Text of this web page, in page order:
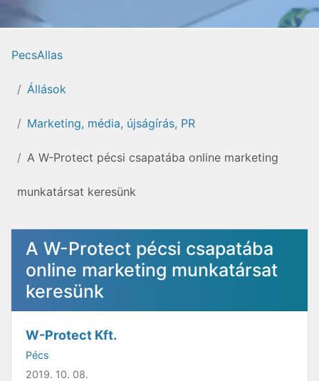
PecsAllas
Állások
Marketing, média, újságírás, PR
A W-Protect pécsi csapatába online marketing
munkatársat keresünk
A W-Protect pécsi csapatába
online marketing munkatársat
keresünk
W-Protect Kft.
Pécs
2019. 10. 08.